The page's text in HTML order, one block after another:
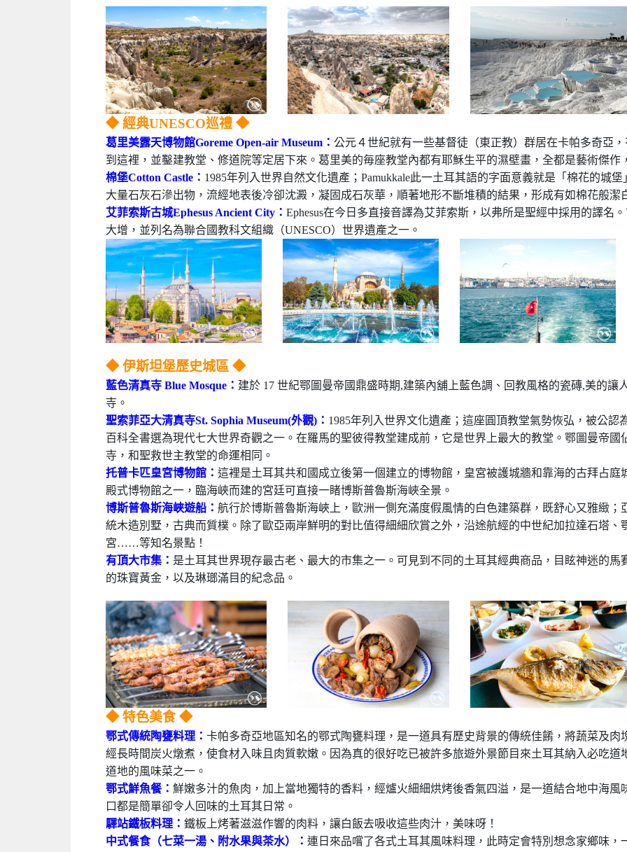
◆ 經典UNESCO巡禮 ◆
葛里美露天博物館Goreme Open-air Museum： 公元４世紀就有一些基督徒（東正教）群居在卡帕多奇亞
到這裡，並鑿建教堂、修道院等定居下來。葛里美的毎座教堂內都有耶穌生平的濕壁畫，全都是藝術傑作
棉堡Cotton Castle： 1985年列入世界自然文化遺產；Pamukkale此一土耳其語的字面意義就是「棉花的城
大量石灰石滲出物，流經地表後冷卻沈澱，凝固成石灰華，順著地形不斷堆積的結果，形成有如棉花般潔
艾菲索斯古城Ephesus Ancient City： Ephesus在今日多直接音譯為艾菲索斯，以弗所是聖經中採用的譯名
大增，並列名為聯合國教科文組織（UNESCO）世界遺產之一。
◆ 伊斯坦堡歷史城區 ◆
藍色清真寺 Blue Mosque： 建於 17 世紀鄂圖曼帝國鼎盛時期,建築內舖上藍色調、回教風格的瓷磚,美的讓
寺。
聖索菲亞大清真寺St. Sophia Museum(外觀)： 1985年列入世界文化遺產；這座圓頂教堂氣勢恢弘，被公認
百科全書選為現代七大世界奇觀之一。在羅馬的聖彼得教堂建成前，它是世界上最大的教堂。鄂圖曼帝國
寺，和聖救世主教堂的命運相同。
托普卡匹皇宮博物館： 這裡是土耳其共和國成立後第一個建立的博物館，皇宮被護城牆和靠海的古拜占
殿式博物館之一，臨海峽而建的宮廷可直接一睹博斯普魯斯海峽全景。
博斯普魯斯海峽遊船： 航行於博斯普魯斯海峽上，歐洲一側充滿度假風情的白色建築群，既舒心又雅緻
統木造別墅，古典而質樸。除了歐亞兩岸鮮明的對比值得細細欣賞之外，沿途航經的中世紀加拉達石塔、
宮……等知名景點！
有頂大市集： 是土耳其世界現存最古老、最大的市集之一。可見到不同的土耳其經典商品，目眩神迷的
的珠寶黃金，以及琳瑯滿目的紀念品。
◆ 特色美食 ◆
鄂式傳統陶甕料理： 卡帕多奇亞地區知名的鄂式陶甕料理，是一道具有歷史背景的傳統佳餚，將蔬菜及
經長時間炭火燉煮，使食材入味且肉質軟嫩。因為真的很好吃已被許多旅遊外景節目來土耳其納入必吃
道地的風味菜之一。
鄂式鮮魚餐： 鮮嫩多汁的魚肉，加上當地獨特的香料，經爐火細細烘烤後香氣四溢，是一道結合地中海
口都是簡單卻令人回味的土耳其日常。
驛站鐵板料理： 鐵板上烤著滋滋作響的肉料，讓白飯去吸收這些肉汁，美味呀！
中式餐食（七菜一湯、附水果與茶水）： 連日來品嚐了各式土耳其風味料理，此時定會特別想念家鄉味